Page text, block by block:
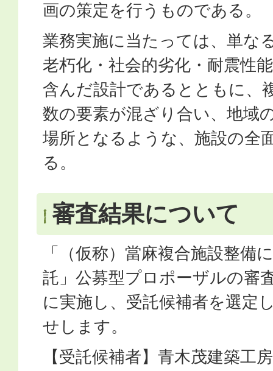
画の策定を行うものである。
業務実施に当たっては、単な
老朽化・社会的劣化・耐震性
含んだ設計であるとともに、
数の要素が混ざり合い、地域
場所となるような、施設の全
る。
審査結果について
「（仮称）當麻複合施設整備
託」公募型プロポーザルの審
に実施し、受託候補者を選定
せします。
【受託候補者】青木茂建築工